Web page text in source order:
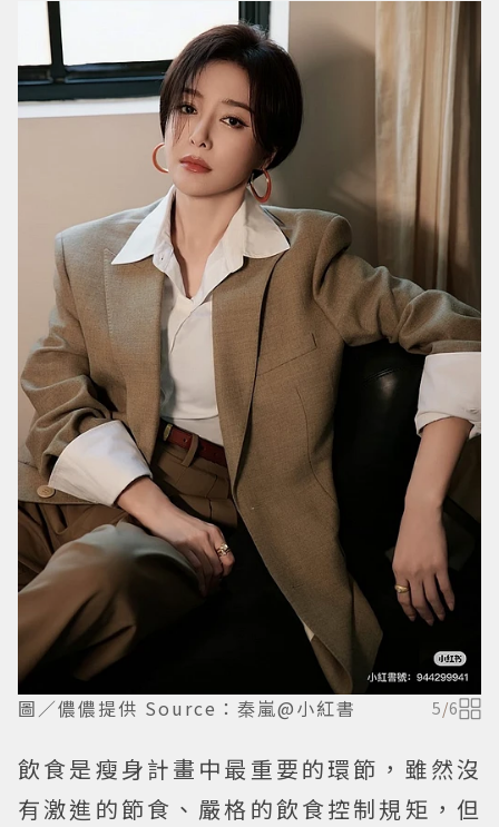
圖／儂儂提供 Source：秦嵐@小紅書 5/6
飲食是瘦身計畫中最重要的環節，雖然沒
有激進的節食、嚴格的飲食控制規矩，但